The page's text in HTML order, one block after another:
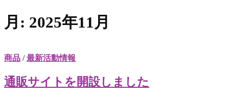
月: 2025年11月
商品 /最新活動情報
通販サイトを開設しました